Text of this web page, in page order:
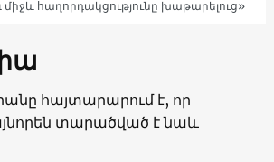
հաղորդակցությունը խաթարելուց»
հայտարարում է, որ
տարածված է նաև